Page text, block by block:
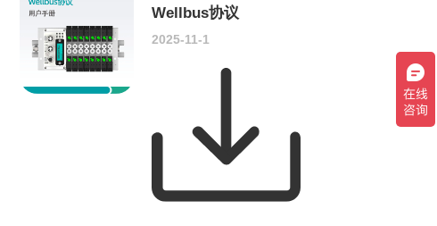
Wellbus协议
2025-11-1